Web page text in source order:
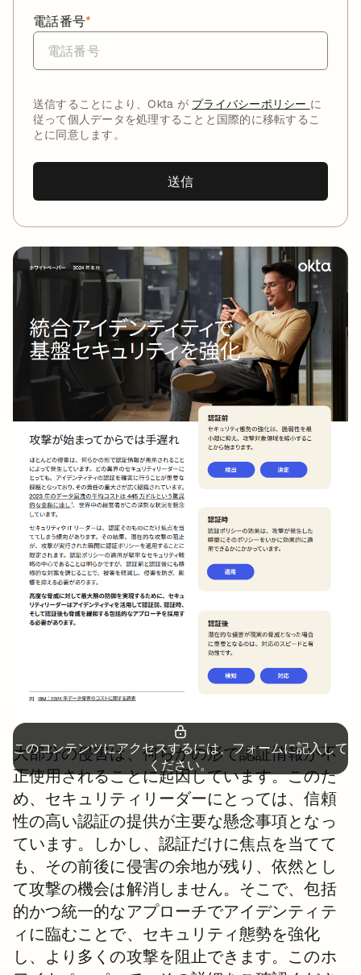
*
電話番号
送信することにより、Okta が プライバシーポリシー に
従って個人データを処理することと国際的に移転するこ
とに同意します。
送信
このコンテンツにアクセスするには、フォームに記入して
ください。
大部分の侵害は、何らかの形で認証情報が不
正使用されることに起因しています。このた
め、セキュリティリーダーにとっては、信頼
性の高い認証の提供が主要な懸念事項となっ
ています。しかし、認証だけに焦点を当てて
も、その前後に侵害の余地が残り、依然とし
て攻撃の機会は解消しません。そこで、包括
的かつ統一的なアプローチでアイデンティテ
ィに臨むことで、セキュリティ態勢を強化
し、より多くの攻撃を阻止できます。このホ